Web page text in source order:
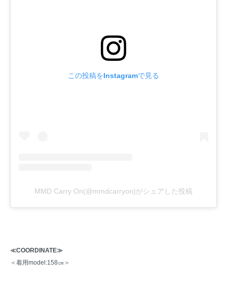
この投稿をInstagramで見る
MMD Carry On(@mmdcarryon)がシェアした投稿
≪COORDINATE≫
＜着用model:158㎝＞